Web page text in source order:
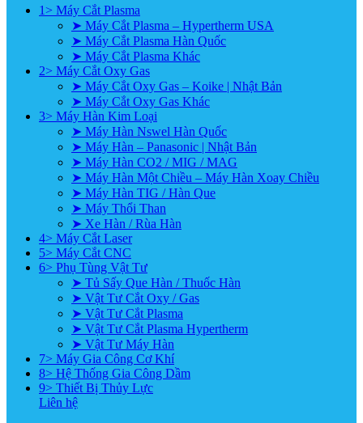
1> Máy Cắt Plasma
➤ Máy Cắt Plasma – Hypertherm USA
➤ Máy Cắt Plasma Hàn Quốc
➤ Máy Cắt Plasma Khác
2> Máy Cắt Oxy Gas
➤ Máy Cắt Oxy Gas – Koike | Nhật Bản
➤ Máy Cắt Oxy Gas Khác
3> Máy Hàn Kim Loại
➤ Máy Hàn Nswel Hàn Quốc
➤ Máy Hàn – Panasonic | Nhật Bản
➤ Máy Hàn CO2 / MIG / MAG
➤ Máy Hàn Một Chiều – Máy Hàn Xoay Chiều
➤ Máy Hàn TIG / Hàn Que
➤ Máy Thổi Than
➤ Xe Hàn / Rùa Hàn
4> Máy Cắt Laser
5> Máy Cắt CNC
6> Phụ Tùng Vật Tư
➤ Tủ Sấy Que Hàn / Thuốc Hàn
➤ Vật Tư Cắt Oxy / Gas
➤ Vật Tư Cắt Plasma
➤ Vật Tư Cắt Plasma Hypertherm
➤ Vật Tư Máy Hàn
7> Máy Gia Công Cơ Khí
8> Hệ Thống Gia Công Dầm
9> Thiết Bị Thủy Lực
Liên hệ